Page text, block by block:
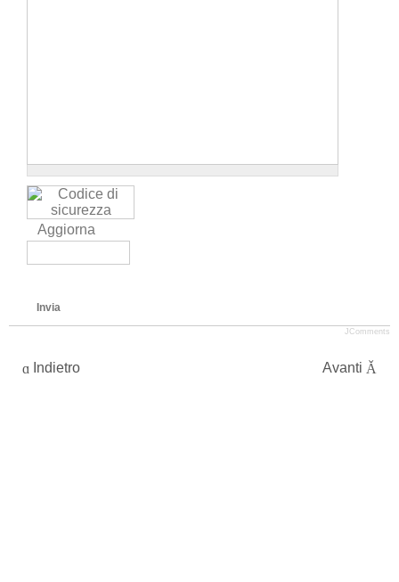
Aggiorna
Invia
JComments
Indietro Avanti